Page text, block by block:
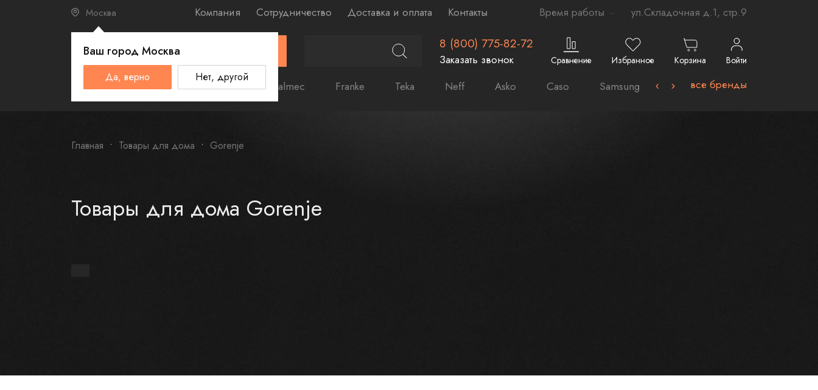
Москва
Ваш город Москва
Да, верно Нет, другой
Компания Сотрудничество Доставка и оплата Контакты Время работы ул.Складочная д.1, стр.9
8 (800) 775-82-72
Заказать звонок Сравнение Избранное Корзина Войти
Schulthess Smeg Omoikiri Falmec Franke Teka Neff Asko Caso Samsung- Avel VARD
все бренды
Главная Товары для дома Gorenje
Товары для дома Gorenje